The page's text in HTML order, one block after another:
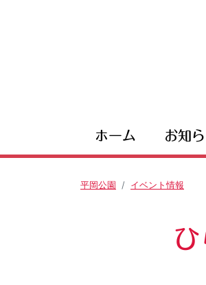
ホーム お知
平岡公園 イベント情報